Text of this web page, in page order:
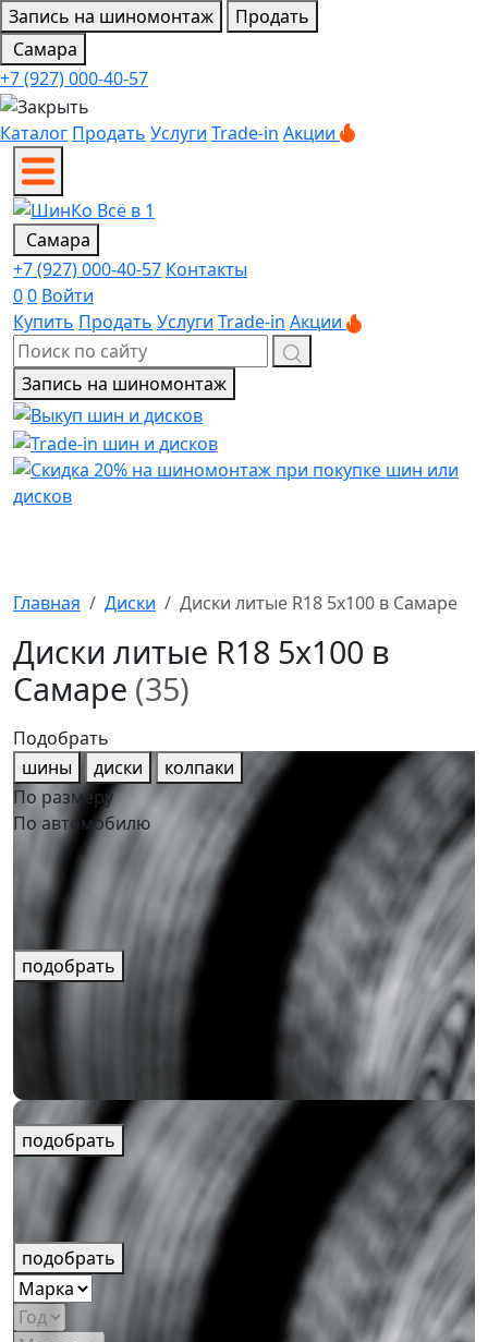
Запись на шиномонтаж
Продать
Самара
+7 (927) 000-40-57
Каталог Продать Услуги Trade-in Акции
Самара
+7 (927) 000-40-57 Контакты
00 Войти
Купить Продать Услуги Trade-in Акции
Запись на шиномонтаж
Главная Диски Диски литые R18 5x100 в Самаре
Диски литые R18 5x100 в
Самаре (35)
Подобрать
шины
диски
колпаки
По размеру
По автомобилю
подобрать
подобрать
подобрать